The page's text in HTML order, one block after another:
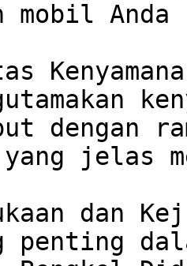
mobil
dengan
jelas
dan
penting